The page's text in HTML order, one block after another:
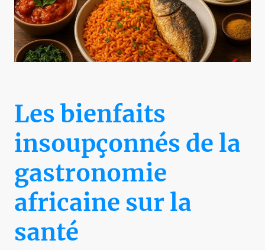
Les bienfaits
insoupçonnés de la
gastronomie
africaine sur la
santé